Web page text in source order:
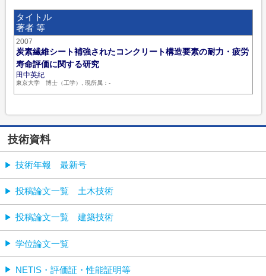
タイトル
著者 等
2007
炭素繊維シート補強されたコンクリート構造要素の耐力・疲労
寿命評価に関する研究
田中英紀
東京大学 博士（工学）, 現所属：-
技術資料
技術年報 最新号
投稿論文一覧 土木技術
投稿論文一覧 建築技術
学位論文一覧
NETIS・評価証・性能証明等